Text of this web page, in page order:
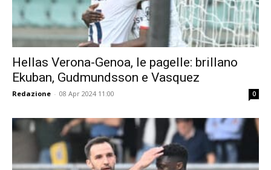
Hellas Verona-Genoa, le pagelle: brillano
Ekuban, Gudmundsson e Vasquez
Redazione - 08 Apr 2024 11:00 0